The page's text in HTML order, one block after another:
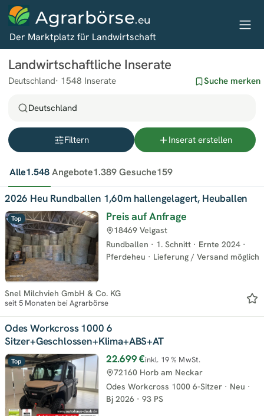
Agrarbörse.eu
Der Marktplatz für Landwirtschaft
Landwirtschaftliche Inserate
Deutschland 1548 Inserate Suche merken
Deutschland
Filtern Inserat erstellen
Alle1.548Angebote1.389Gesuche159
Top
2026 Heu Rundballen 1,60m hallengelagert, Heuballen
Preis auf Anfrage
Rundballen · 1. Schnitt · Ernte 2024 ·
Pferdeheu · Lieferung / Versand möglich
18469 Velgast
Snel Milchvieh GmbH & Co. KG
seit 5 Monaten bei Agrarbörse
Top
Odes Workcross 1000 6
Sitzer+Geschlossen+Klima+ABS+AT
22.699 €inkl. 19 % MwSt.
Odes Workcross 1000 6-Sitzer · Neu ·
Bj 2026 ·93 PS
72160 Horb am Neckar